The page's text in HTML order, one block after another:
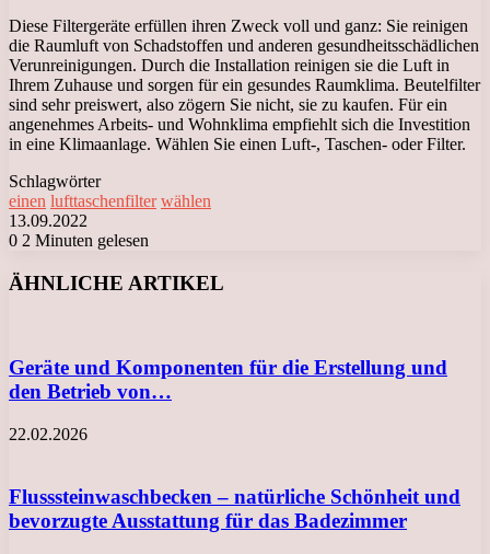
Diese Filtergeräte erfüllen ihren Zweck voll und ganz: Sie reinigen
die Raumluft von Schadstoffen und anderen gesundheitsschädlichen
Verunreinigungen. Durch die Installation reinigen sie die Luft in
Ihrem Zuhause und sorgen für ein gesundes Raumklima. Beutelfilter
sind sehr preiswert, also zögern Sie nicht, sie zu kaufen. Für ein
angenehmes Arbeits- und Wohnklima empfiehlt sich die Investition
in eine Klimaanlage. Wählen Sie einen Luft-, Taschen- oder Filter.
Schlagwörter
einen lufttaschenfilter wählen
13.09.2022
0 2 Minuten gelesen
ÄHNLICHE ARTIKEL
Geräte und Komponenten für die Erstellung und
den Betrieb von…
22.02.2026
Flusssteinwaschbecken – natürliche Schönheit und
bevorzugte Ausstattung für das Badezimmer